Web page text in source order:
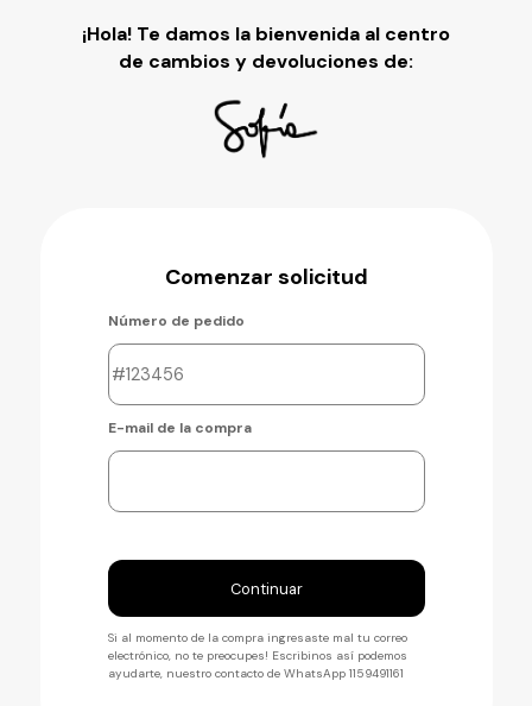
¡Hola! Te damos la bienvenida al centro
de cambios y devoluciones de:
Comenzar solicitud
Número de pedido
E-mail de la compra
Si al momento de la compra ingresaste mal tu correo
electrónico, no te preocupes! Escribinos así podemos
ayudarte, nuestro contacto de WhatsApp 1159491161